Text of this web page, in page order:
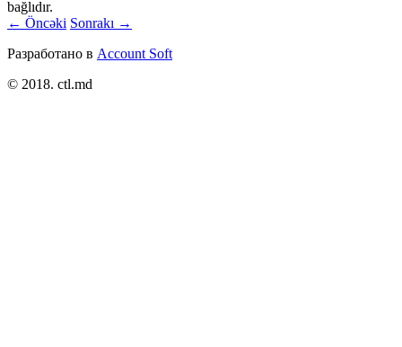
bağlıdır.
← Öncəki Sonrakı →
Разработано в Account Soft
© 2018. ctl.md